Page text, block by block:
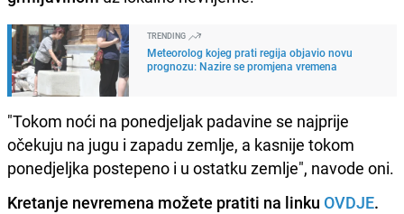
TRENDING
Meteorolog kojeg prati regija objavio novu
prognozu: Nazire se promjena vremena
"Tokom noći na ponedjeljak padavine se najprije
očekuju na jugu i zapadu zemlje, a kasnije tokom
ponedjeljka postepeno i u ostatku zemlje", navode oni.
Kretanje nevremena možete pratiti na linku OVDJE.